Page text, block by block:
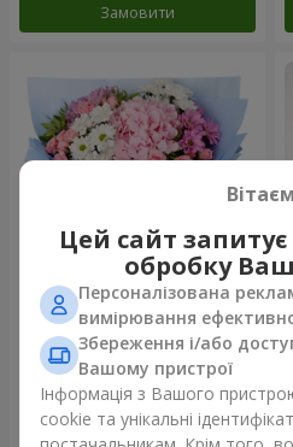
Замовити
Романтичний букет
"Небеса"
2 074 грн
Замовити
Цей сайт
обробку
Персоналізована
вимірювання
Збереження і/або
Вашому пристрої
Інформація з Вашого
cookie та унікальні